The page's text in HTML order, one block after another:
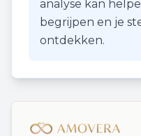
analyse kan
begrijpen en je
ontdekken.